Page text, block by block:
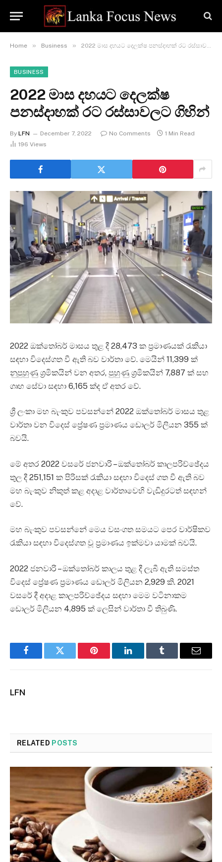
Home » Business » 2022 මාස දහයට දෙලක්ෂ පනස්දාහක් රට රස්සාවලට ගිහින්
BUSINESS
2022 මාස දහයට දෙලක්ෂ
පනස්දාහක් රට රස්සාවලට ගිහින්
By LFN December 7, 2022 No Comments
1 Min Read
196 Views
2022 ඔක්තෝබර් මාසය තුළ දී 28,473 ක ප්‍රමාණයක් රැකියා
සඳහා විදෙස්ගත වී ඇති බව වාර්තා වේ. මෙයින් 11,399 ක්
නුපුහුණු ශ්‍රමිකයින් වන අතර, පුහුණු ශ්‍රමිකයින් 7,887 ක් සහ
ගෘහ සේවා සඳහා 6,165 ක්ද ඒ අතර වේ.
ශ්‍රී ලංකා මහ බැංකුව පවසන්නේ 2022 ඔක්තෝබර් මාසය තුළ
වාර්තා වන විදෙස් ප්‍රේෂණ ප්‍රමාණය ඩොලර් මිලියන 355 ක්
බවයි.
මේ අතර 2022 වසරේ ජනවාරි – ඔක්තෝබර් කාලපරිච්ඡේදය
තුල දී 251,151 ක පිරිසක් රැකියා සඳහා විදෙස් ගත වී ඇති බව
මහ බැංකුව නිකුත් කළ අදාළ වාර්තාවෙහි වැඩිදුරටත් සඳහන්
වේ.
මහ බැංකුව පවසන්නේ මෙය වසංගත සමයට පෙර වාර්ෂිකව
රැකියා සඳහා විදෙස්ගත වූ ප්‍රමාණය ඉක්මවා යාමක් බවයි.
2022 ජනවාරි – ඔක්තෝබර් කාලය තුළ දී ලැබී ඇති සමස්ත
විදෙස් ප්‍රේෂණ ප්‍රමාණය ඩොලර් මිලියන 2,929 කි. 2021
වසරේ දී අදාළ කාලපරිච්ඡේදය සඳහා මෙම වටිනාකම
ඩොලර් මිලියන 4,895 ක් ලෙසින් වාර්තා වී තිබුණි.
FacebookTwitter Pinterest LinkedInTumblr Email
LFN
RELATED POSTS